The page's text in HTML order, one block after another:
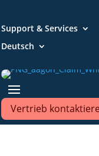
Support & Services
Deutsch
Vertrieb